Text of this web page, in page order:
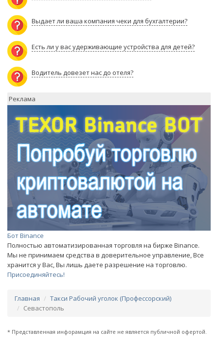
Выдает ли ваша компания чеки для бухгалтерии?
Есть ли у вас удерживающие устройства для детей?
Водитель довезет нас до отеля?
Реклама
Бот Binance
Полностью автоматизированная торговля на бирже Binance.
Мы не принимаем средства в доверительное управление, Все
хранится у Вас, Вы лишь даете разрешение на торговлю.
Присоединяйтесь!
Главная
Такси Рабочий уголок (Профессорский)
Севастополь
* Представленная инфорамция на сайте не является публичной офертой.